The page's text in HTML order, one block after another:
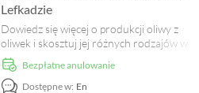
Lefkadzie
Dowiedz się więcej o produkcji oliwy z
oliwek i skosztuj jej różnych rodzajów w
tradycyjnej farmie na Lefkadzie.
Bezpłatne anulowanie
Dostępne w: En